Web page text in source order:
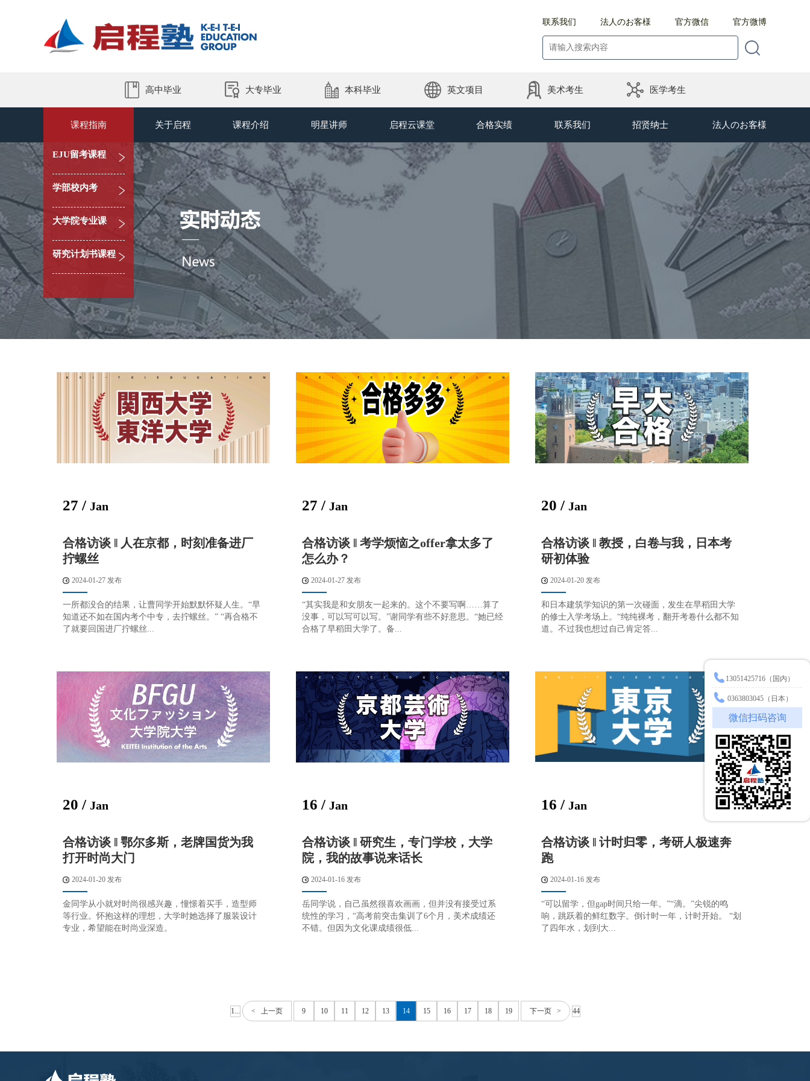
联系我们 法人のお客様 官方微信 官方微博
高中毕业 大专毕业 本科毕业 英文项目 美术考生 医学考生
课程指南
EJU留考课程
学部校内考
大学院专业课
研究计划书课程
关于启程 课程介绍 明星讲师 启程云课堂 合格实绩 联系我们 招贤纳士 法人のお客様
27 / Jan
合格访谈 ‖ 人在京都，时刻准备进厂
拧螺丝
2024-01-27 发布
一所都没合的结果，让曹同学开始默默怀疑人生。“早
知道还不如在国内考个中专，去拧螺丝。” “再合格不
了就要回国进厂拧螺丝...
27 / Jan
合格访谈 ‖ 考学烦恼之offer拿太多了
怎么办？
2024-01-27 发布
“其实我是和女朋友一起来的。这个不要写啊……算了
没事，可以写可以写。”谢同学有些不好意思。“她已经
合格了早稻田大学了。备...
20 / Jan
合格访谈 ‖ 教授，白卷与我，日本考
研初体验
2024-01-20 发布
和日本建筑学知识的第一次碰面，发生在早稻田大学
的修士入学考场上。“纯纯裸考，翻开考卷什么都不知
道。不过我也想过自己肯定答...
20 / Jan
合格访谈 ‖ 鄂尔多斯，老牌国货为我
打开时尚大门
2024-01-20 发布
金同学从小就对时尚很感兴趣，憧憬着买手，造型师
等行业。怀抱这样的理想，大学时她选择了服装设计
专业，希望能在时尚业深造。
16 / Jan
合格访谈 ‖ 研究生，专门学校，大学
院，我的故事说来话长
2024-01-16 发布
岳同学说，自己虽然很喜欢画画，但并没有接受过系
统性的学习，“高考前突击集训了6个月，美术成绩还
不错。但因为文化课成绩很低...
16 / Jan
合格访谈 ‖ 计时归零，考研人极速奔
跑
2024-01-16 发布
“可以留学，但gap时间只给一年。”“滴。”尖锐的鸣
响，跳跃着的鲜红数字。倒计时一年，计时开始。 “划
了四年水，划到大...
1... < 上一页 9 10 11 12 13 14 15 16 17 18 19 下一页 > 44
13051425716（国内）
0363803045（日本）
微信扫码咨询